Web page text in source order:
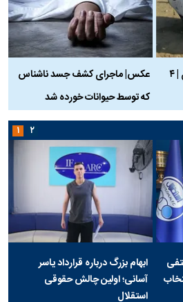
واژگونی مرگبار سمند در اصفهان | ۴
عکس| ماجرای کشف جسد ناشناس
که توسط حیوانات خورده شد
ابهام بزرگ درباره قرارداد یاسر
آسانی؛ اولین چالش حقوقی
استقلال
۱ ۲